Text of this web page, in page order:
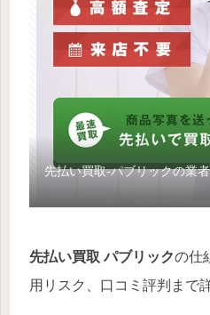
先払い買取-パブリックの業
先払い買取 パブリックの仕
用リスク、口コミ評判まで